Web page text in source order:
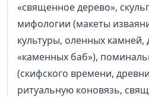
«священное дерево»,
мифологии (макеты
культуры, оленных камней,
«каменных баб»),
(скифского времени,
ритуальную коновязь,